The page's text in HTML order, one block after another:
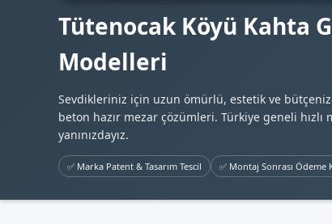
Tütenocak Köyü Kahta
Modelleri
Sevdikleriniz için uzun ömürlü, estetik ve
beton hazır mezar çözümleri. Türkiye geneli
yanınızdayız.
✅ Marka Patent & Tasarım Tescil ✅ Montaj Sonrası Ödeme